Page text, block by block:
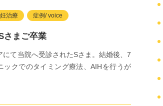
治療 症例/ voice
さまご卒業
て当院へ受診されたSさま。結婚後、7
ックでのタイミング療法、AIHを行うが